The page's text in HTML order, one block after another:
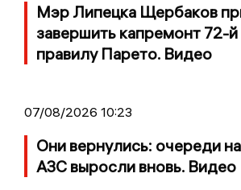
Мэр Липецка Щербаков
завершить капремонт 72-
правилу Парето. Видео
07/08/2026 10:23
Они вернулись: очереди
АЗС выросли вновь. Видео